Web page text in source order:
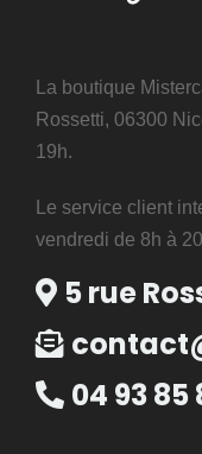
La boutique
Rossetti, 06300
19h.
Le service client
vendredi de 8h à
5 rue
04 93 85